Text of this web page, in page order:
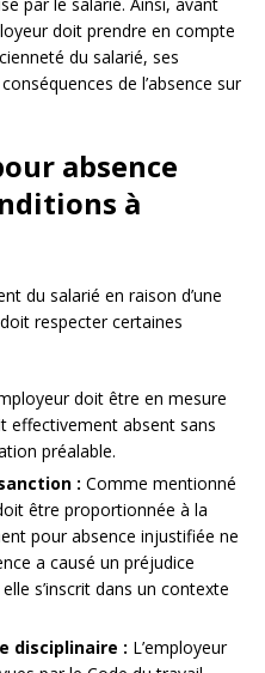
par le salarié. Ainsi, avant
doit prendre en compte
du salarié, ses
de l’absence sur
absence
à
du salarié en raison d’une
respecter certaines
doit être en mesure
effectivement absent sans
préalable.
: Comme mentionné
être proportionnée à la
pour absence injustifiée ne
a causé un préjudice
s’inscrit dans un contexte
disciplinaire : L’employeur